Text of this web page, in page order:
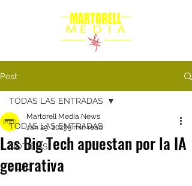
Post
TODAS LAS ENTRADAS
NOTICIAS
BLOG
TODAS LAS ENTRADAS
Las Big Tech apuestan por la IA
generativa
Martorell Media News
Jan 29, 20233 min read